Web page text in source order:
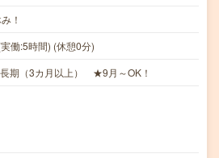
！
働:5時間) (休憩0分)
期（3カ月以上） ★9月～OK！